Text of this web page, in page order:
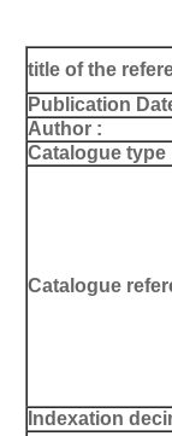
title of the
Publication
Author :
Catalogue type
Catalogue
Indexation